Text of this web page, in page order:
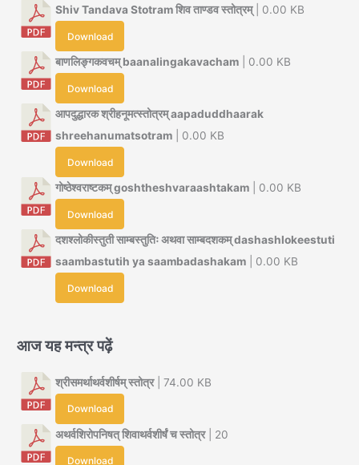
Shiv Tandava Stotram शिव ताण्डव स्तोत्रम्| 0.00 KB
Download
बाणलिङ्गकवचम् baanalingakavacham | 0.00 KB
Download
आपदुद्धारक श्रीहनूमत्स्तोत्रम् aapaduddhaarak
shreehanumatsotram | 0.00 KB
Download
गोष्ठेश्वराष्टकम् goshtheshvaraashtakam | 0.00 KB
Download
दशश्लोकीस्तुती साम्बस्तुतिः अथवा साम्बदशकम् dashashlokeestuti
saambastutih ya saambadashakam | 0.00 KB
Download
आज यह मन्त्र पढ़ें
श्रीसमर्थाथर्वशीर्षम् स्तोत्र| 74.00 KB
Download
अथर्वशिरोपनिषत् शिवाथर्वशीर्षं च स्तोत्र| 20
Download